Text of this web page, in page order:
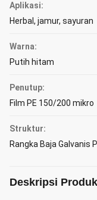
Aplikasi:
Herbal, jamur, sayuran
Warna:
Putih hitam
Penutup:
Film PE 150/200 mikro
Struktur:
Rangka Baja Galvanis
Deskripsi Produk